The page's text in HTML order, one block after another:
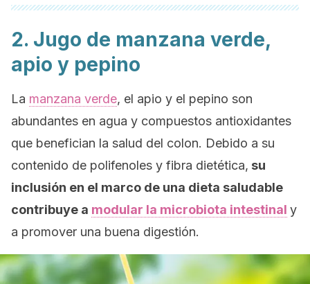
2. Jugo de manzana verde,
apio y pepino
La manzana verde, el apio y el pepino son
abundantes en agua y compuestos antioxidantes
que benefician la salud del colon. Debido a su
contenido de polifenoles y fibra dietética, su
inclusión en el marco de una dieta saludable
contribuye a modular la microbiota intestinal y
a promover una buena digestión.